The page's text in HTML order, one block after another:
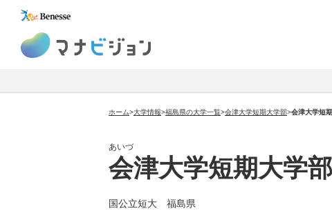
ホーム>大学情報>福島県の大学一覧>会津大学短期大学部>会津大学短
あいづ
会津大学短期大学部
国公立短大 福島県